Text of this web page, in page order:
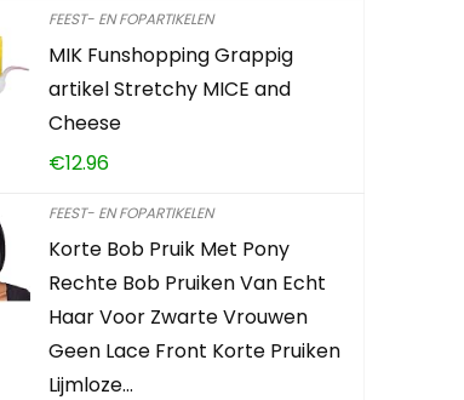
FEEST- EN FOPARTIKELEN
MIK Funshopping Grappig
artikel Stretchy MICE and
Cheese
€12.96
FEEST- EN FOPARTIKELEN
Korte Bob Pruik Met Pony
Rechte Bob Pruiken Van Echt
Haar Voor Zwarte Vrouwen
Geen Lace Front Korte Pruiken
Lijmloze…